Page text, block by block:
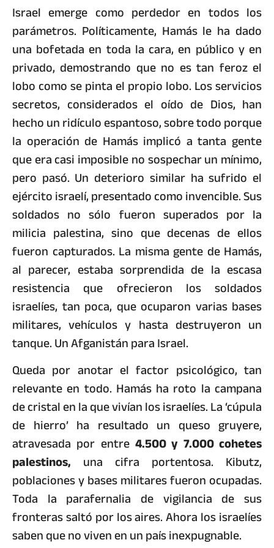
Israel emerge como perdedor en todos los
parámetros. Políticamente, Hamás le ha dado
una bofetada en toda la cara, en público y en
privado, demostrando que no es tan feroz el
lobo como se pinta el propio lobo. Los servicios
secretos, considerados el oído de Dios, han
hecho un ridículo espantoso, sobre todo porque
la operación de Hamás implicó a tanta gente
que era casi imposible no sospechar un mínimo,
pero pasó. Un deterioro similar ha sufrido el
ejército israelí, presentado como invencible. Sus
soldados no sólo fueron superados por la
milicia palestina, sino que decenas de ellos
fueron capturados. La misma gente de Hamás,
al parecer, estaba sorprendida de la escasa
resistencia que ofrecieron los soldados
israelíes, tan poca, que ocuparon varias bases
militares, vehículos y hasta destruyeron un
tanque. Un Afganistán para Israel.
Queda por anotar el factor psicológico, tan
relevante en todo. Hamás ha roto la campana
de cristal en la que vivían los israelíes. La ‘cúpula
de hierro’ ha resultado un queso gruyere,
atravesada por entre 4.500 y 7.000 cohetes
palestinos, una cifra portentosa. Kibutz,
poblaciones y bases militares fueron ocupadas.
Toda la parafernalia de vigilancia de sus
fronteras saltó por los aires. Ahora los israelíes
saben que no viven en un país inexpugnable.